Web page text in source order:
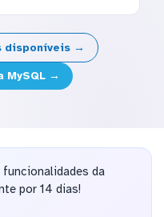
disponíveis →
MySQL →
da
por 14 dias!